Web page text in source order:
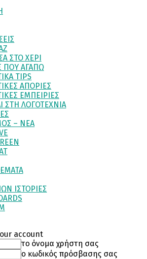
ΣΤΟ ΧΕΡΙ
ΠΟΥ ΑΓΑΠΩ
TIPS
ΑΠΟΡΙΕΣ
ΕΜΠΕΙΡΙΕΣ
ΣΤΗ ΛΟΓΟΤΕΧΝΙΑ
– ΝΕΑ
ΙΣΤΟΡΙΕΣ
account
το όνομα χρήστη σας
ο κωδικός πρόσβασης σας